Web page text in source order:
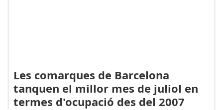
Les comarques de Barcelona
tanquen el millor mes de juliol en
termes d'ocupació des del 2007